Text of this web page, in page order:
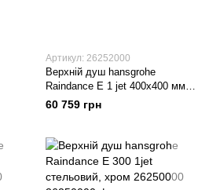
Артикул: 26252000
Верхній душ hansgrohe
Raindance Е 1 jet 400x400 мм,
хром 26252000
60 759 грн